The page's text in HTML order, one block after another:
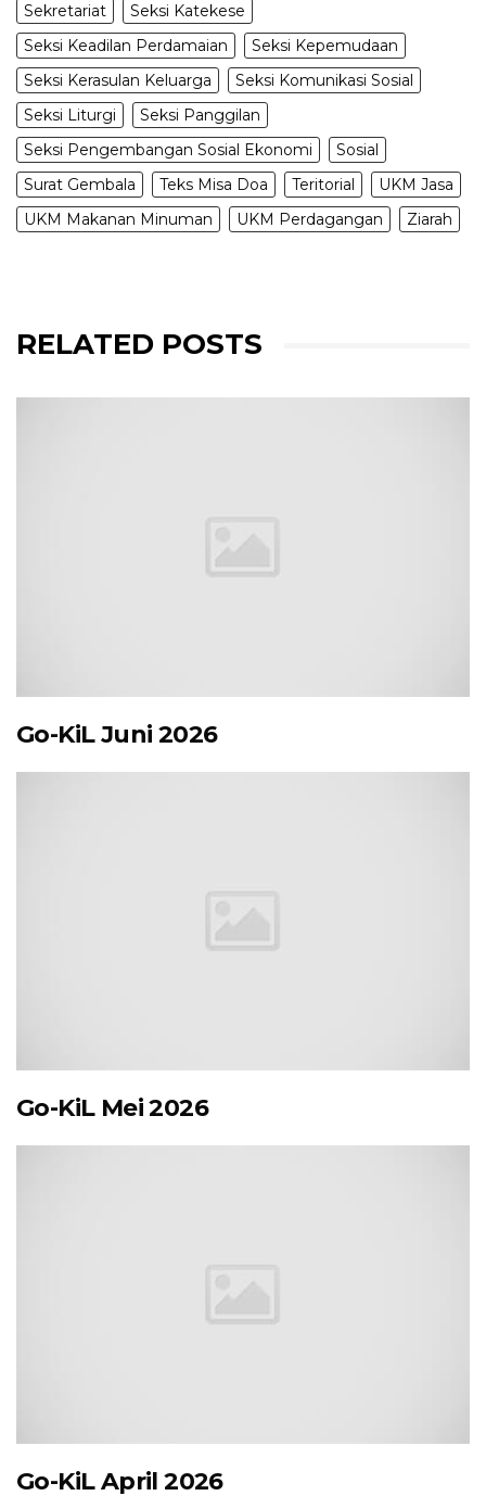
Sekretariat
Seksi Katekese
Seksi Keadilan Perdamaian
Seksi Kepemudaan
Seksi Kerasulan Keluarga
Seksi Komunikasi Sosial
Seksi Liturgi
Seksi Panggilan
Seksi Pengembangan Sosial Ekonomi
Sosial
Surat Gembala
Teks Misa Doa Teritorial
UKM Jasa
UKM Makanan Minuman
UKM Perdagangan Ziarah
RELATED POSTS
Go-KiL Juni 2026
Go-KiL Mei 2026
Go-KiL April 2026